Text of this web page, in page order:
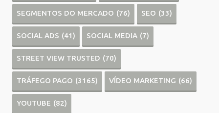
SEGMENTOS DO MERCADO (76) SEO (33)
SOCIAL ADS (41) SOCIAL MEDIA (7)
STREET VIEW TRUSTED (70)
TRÁFEGO PAGO (3165) VÍDEO MARKETING (66)
YOUTUBE (82)